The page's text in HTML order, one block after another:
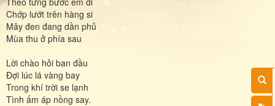
Chớp lướt trên hàng si
Mây đen đang dần phủ
Mùa thu ở phía sau
Lời chào hỏi ban đầu
Đợi lúc lá vàng bay
Trong khí trời se lạnh
Tình ấm áp nồng say.